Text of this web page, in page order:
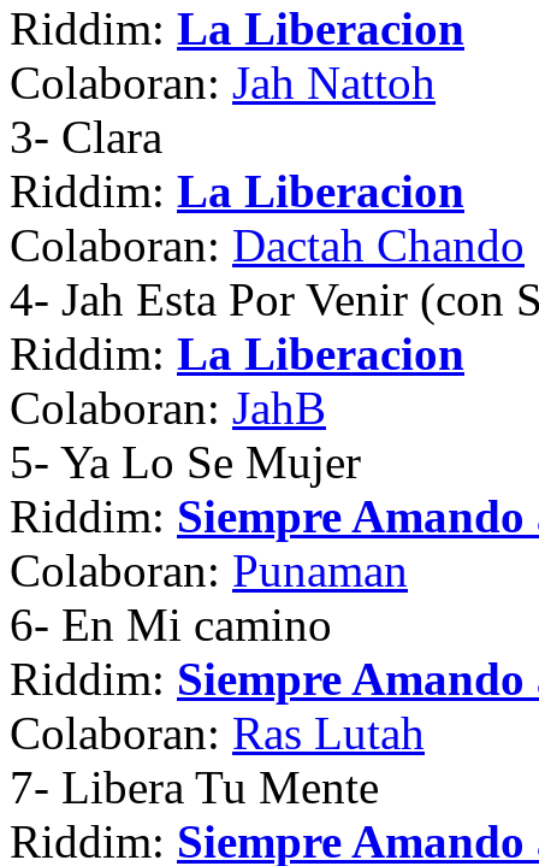
Riddim: La Liberacion
Colaboran: Jah Nattoh
3- Clara
Riddim: La Liberacion
Colaboran: Dactah Chando
4- Jah Esta Por Venir (con
Riddim: La Liberacion
Colaboran: JahB
5- Ya Lo Se Mujer
Riddim: Siempre Amando
Colaboran: Punaman
6- En Mi camino
Riddim: Siempre Amando
Colaboran: Ras Lutah
7- Libera Tu Mente
Riddim: Siempre Amando